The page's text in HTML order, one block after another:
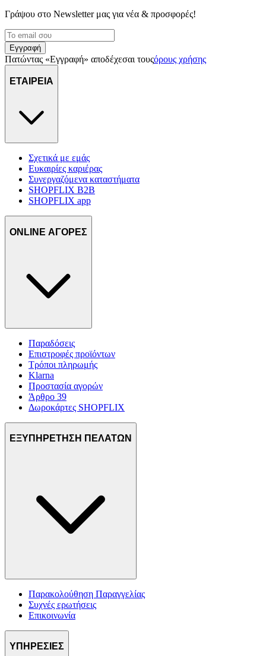
Γράψου στο Νewsletter μας για νέα & προσφορές!
Εγγραφή
Πατώντας «Εγγραφή» αποδέχεσαι τουςόρους χρήσης
ΕΤΑΙΡΕΙΑ
Σχετικά με εμάς
Ευκαιρίες καριέρας
Συνεργαζόμενα καταστήματα
SHOPFLIX B2B
SHOPFLIX app
ONLINE ΑΓΟΡΕΣ
Παραδόσεις
Επιστροφές προϊόντων
Τρόποι πληρωμής
Klarna
Προστασία αγορών
Άρθρο 39
Δωροκάρτες SHOPFLIX
ΕΞΥΠΗΡΕΤΗΣΗ ΠΕΛΑΤΩΝ
Παρακολούθηση Παραγγελίας
Συχνές ερωτήσεις
Επικοινωνία
ΥΠΗΡΕΣΙΕΣ